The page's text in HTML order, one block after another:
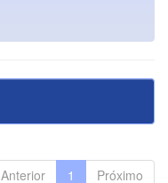
Anterior 1 Próximo